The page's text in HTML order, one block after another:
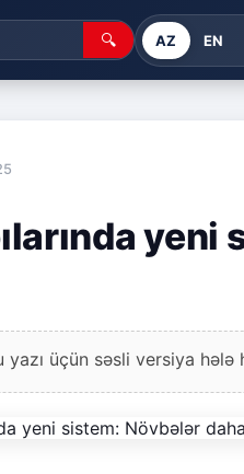
🔍 AZ EN
yazı üçün səsli versiya hələ